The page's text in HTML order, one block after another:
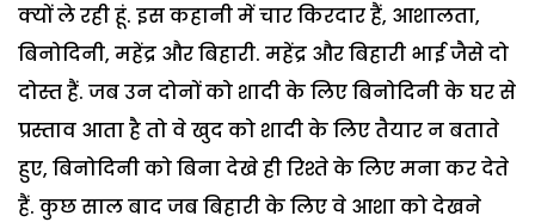
क्यों ले रही हूं. इस कहानी में चार किरदार हैं, आशालता,
बिनोदिनी, महेंद्र और बिहारी. महेंद्र और बिहारी भाई जैसे दो
दोस्त हैं. जब उन दोनों को शादी के लिए बिनोदिनी के घर से
प्रस्ताव आता है तो वे खुद को शादी के लिए तैयार न बताते
हुए, बिनोदिनी को बिना देखे ही रिश्ते के लिए मना कर देते
हैं. कुछ साल बाद जब बिहारी के लिए वे आशा को देखने